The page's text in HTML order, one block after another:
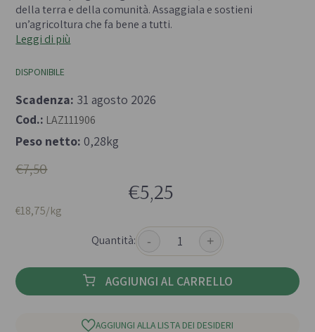
della terra e della comunità. Assaggiala e sostieni
un’agricoltura che fa bene a tutti.
Leggi di più
DISPONIBILE
Scadenza: 31 agosto 2026
Cod.: LAZ111906
Peso netto: 0,28kg
€7,50
€5,25
€18,75/kg
Quantità:
- +
AGGIUNGI AL CARRELLO
AGGIUNGI ALLA LISTA DEI DESIDERI